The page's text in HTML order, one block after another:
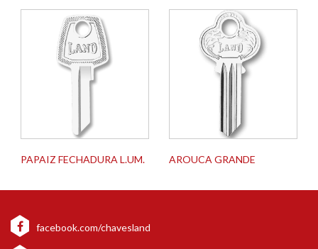
PAPAIZ FECHADURA L.UM. AROUCA GRANDE
facebook.com/chavesland